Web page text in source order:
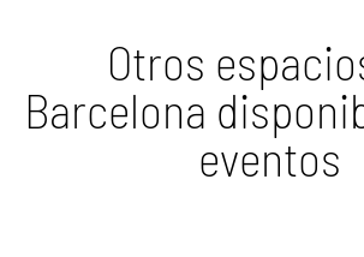
Otros
Barcelona
eventos